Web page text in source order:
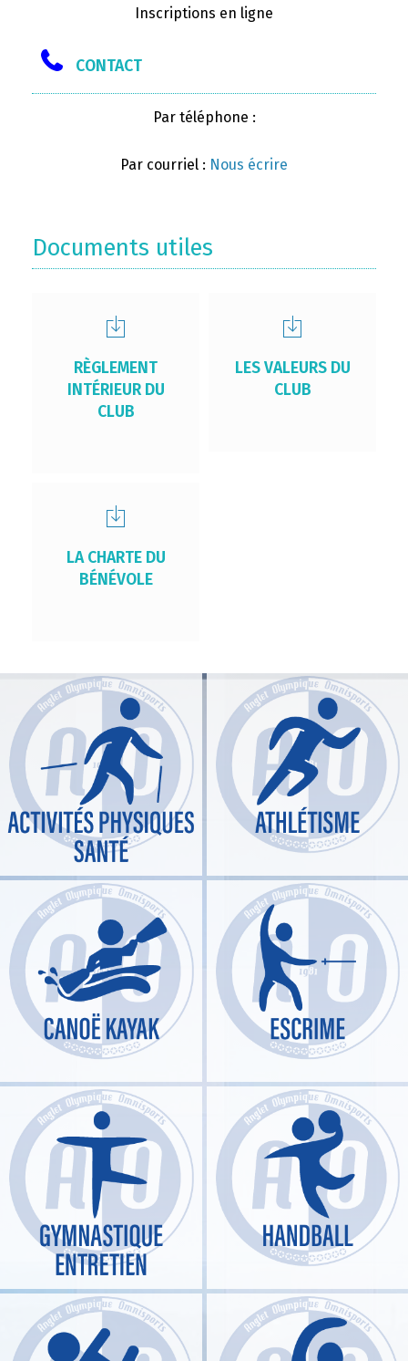
Inscriptions en ligne
CONTACT
Par téléphone :
Par courriel : Nous écrire
Documents utiles
RÈGLEMENT
INTÉRIEUR DU
CLUB
LES VALEURS DU
CLUB
LA CHARTE DU
BÉNÉVOLE